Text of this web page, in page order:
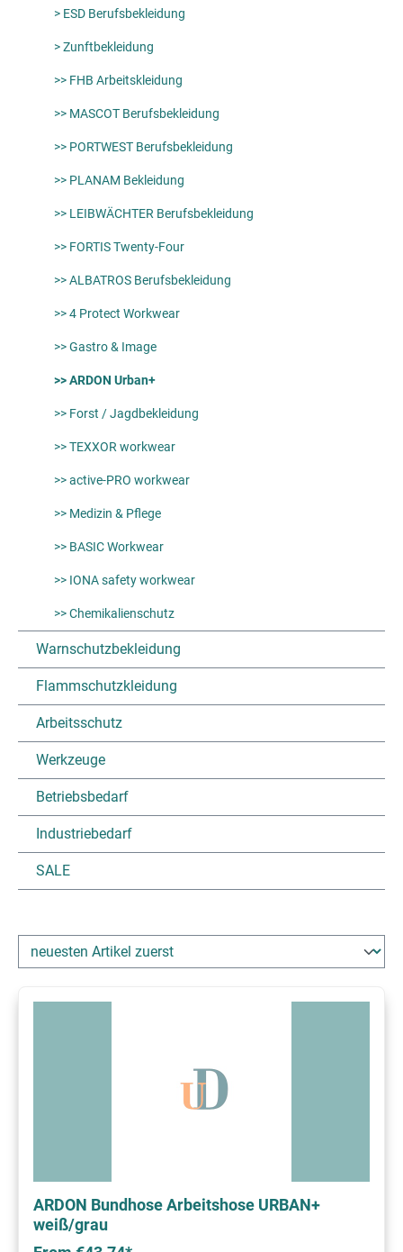
> ESD Berufsbekleidung
> Zunftbekleidung
>> FHB Arbeitskleidung
>> MASCOT Berufsbekleidung
>> PORTWEST Berufsbekleidung
>> PLANAM Bekleidung
>> LEIBWÄCHTER Berufsbekleidung
>> FORTIS Twenty-Four
>> ALBATROS Berufsbekleidung
>> 4 Protect Workwear
>> Gastro & Image
>> ARDON Urban+
>> Forst / Jagdbekleidung
>> TEXXOR workwear
>> active-PRO workwear
>> Medizin & Pflege
>> BASIC Workwear
>> IONA safety workwear
>> Chemikalienschutz
Warnschutzbekleidung
Flammschutzkleidung
Arbeitsschutz
Werkzeuge
Betriebsbedarf
Industriebedarf
SALE
ARDON Bundhose Arbeitshose URBAN+
weiß/grau